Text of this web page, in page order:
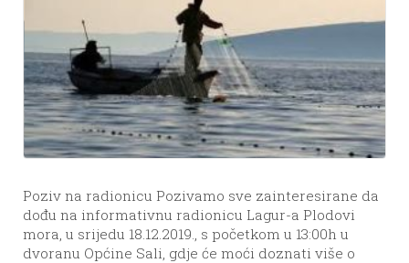
Poziv na radionicu Pozivamo sve zainteresirane da
dođu na informativnu radionicu Lagur-a Plodovi
mora, u srijedu 18.12.2019., s početkom u 13:00h u
dvoranu Općine Sali, gdje će moći doznati više o